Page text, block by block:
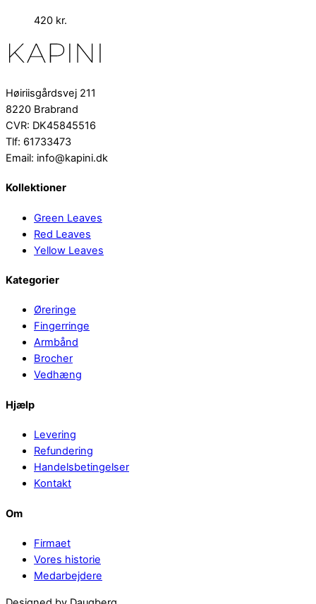
420 kr.
Høiriisgårdsvej 211
8220 Brabrand
CVR: DK45845516
Tlf: 61733473
Email: info@kapini.dk
Kollektioner
Green Leaves
Red Leaves
Yellow Leaves
Kategorier
Øreringe
Fingerringe
Armbånd
Brocher
Vedhæng
Hjælp
Levering
Refundering
Handelsbetingelser
Kontakt
Om
Firmaet
Vores historie
Medarbejdere